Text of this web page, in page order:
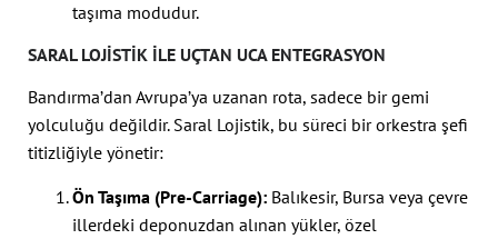
taşıma modudur.
SARAL LOJISTIK ILE UÇTAN UCA ENTEGRASYON
Bandırma’dan Avrupa’ya uzanan rota, sadece bir gemi
yolculuğu değildir. Saral Lojistik, bu süreci bir orkestra şefi
titizliğiyle yönetir:
Ön Taşıma (Pre-Carriage): Balıkesir, Bursa veya çevre
illerdeki deponuzdan alınan yükler, özel